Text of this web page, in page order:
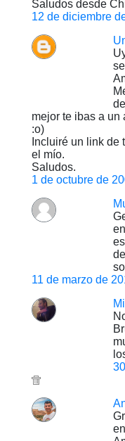
Saludos desde
12 de diciembre
mejor te ibas a un
:o)
Incluiré un link de
el mío.
Saludos.
1 de octubre de
11 de marzo de